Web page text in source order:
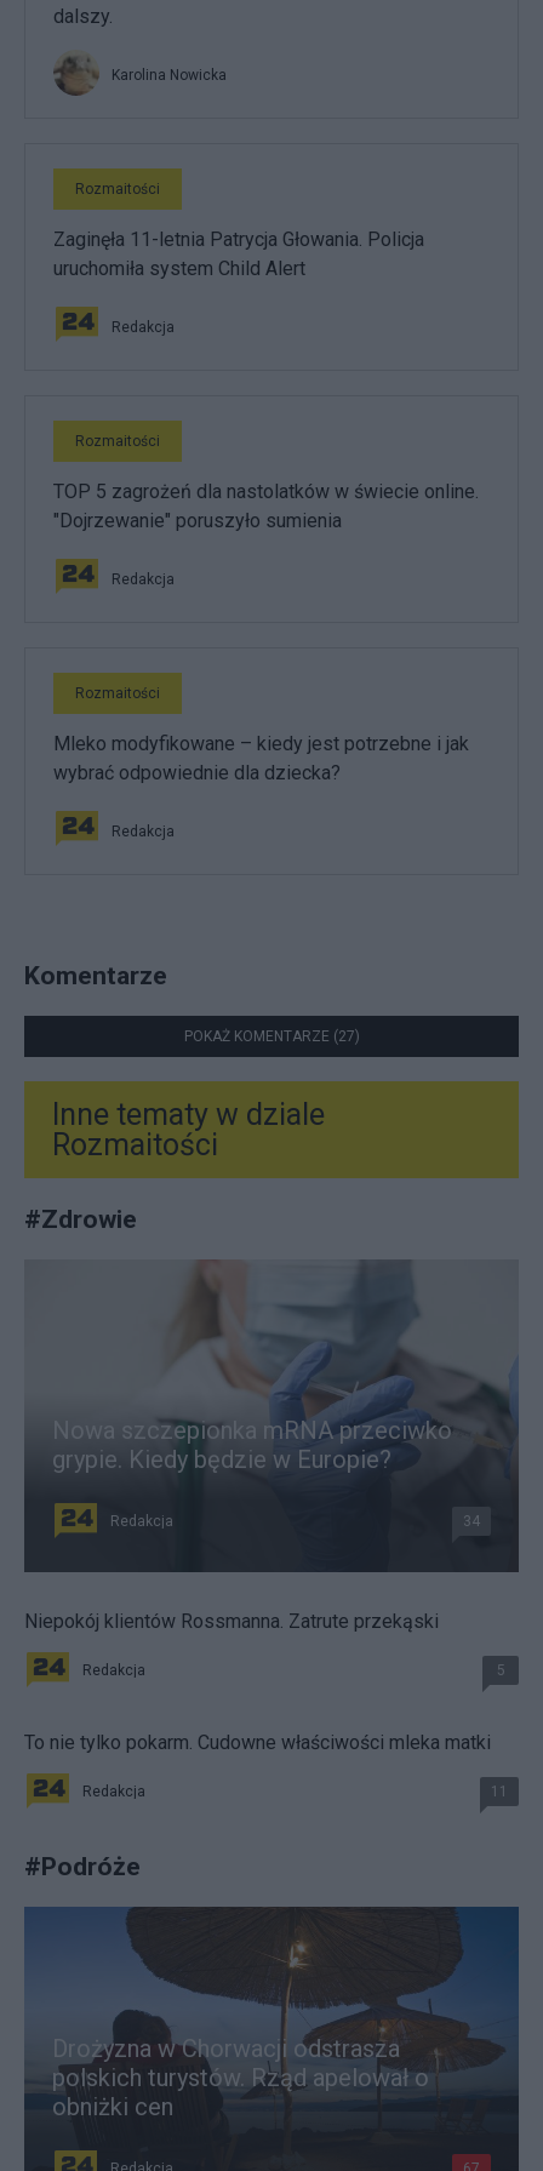
dalszy.
Karolina Nowicka
Rozmaitości
Zaginęła 11-letnia Patrycja Głowania. Policja
uruchomiła system Child Alert
Redakcja
Rozmaitości
TOP 5 zagrożeń dla nastolatków w świecie online.
"Dojrzewanie" poruszyło sumienia
Redakcja
Rozmaitości
Mleko modyfikowane – kiedy jest potrzebne i jak
wybrać odpowiednie dla dziecka?
Redakcja
Komentarze
POKAŻ KOMENTARZE (27)
Inne tematy w dziale
Rozmaitości
#Zdrowie
Nowa szczepionka mRNA przeciwko
grypie. Kiedy będzie w Europie?
Redakcja 34
Niepokój klientów Rossmanna. Zatrute przekąski
Redakcja 5
To nie tylko pokarm. Cudowne właściwości mleka matki
Redakcja 11
#Podróże
Drożyzna w Chorwacji odstrasza
polskich turystów. Rząd apelował o
obniżki cen